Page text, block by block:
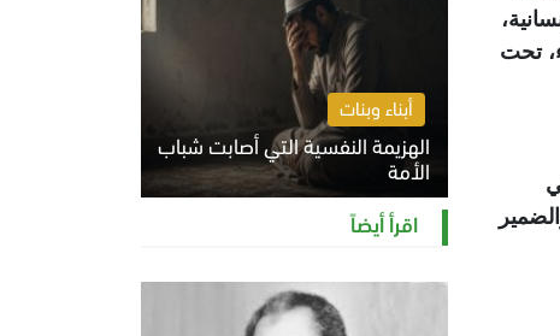
تحت
أبناء وبنات
الهزيمة النفسية التي أصابت شباب
الأمة
الخميس 6 أغسطس 2026 11:12 ص
اقرأ أيضاً